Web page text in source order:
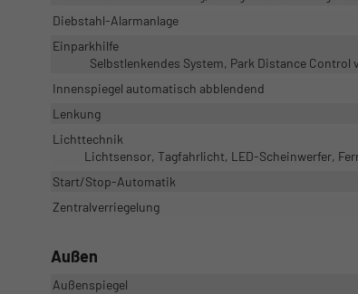
Diebstahl-Alarmanlage
Einparkhilfe
Selbstlenkendes System, Park Distance
Innenspiegel automatisch abblendend
Lenkung
Lichttechnik
Lichtsensor, Tagfahrlicht, LED-Scheinwerfer,
Start/Stop-Automatik
Zentralverriegelung
Außen
Außenspiegel